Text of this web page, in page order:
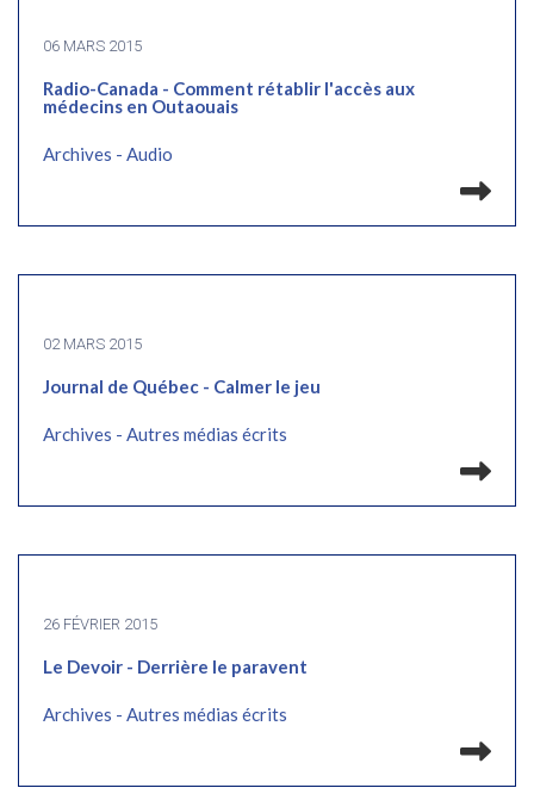
06 MARS 2015
Radio-Canada - Comment rétablir l'accès aux
médecins en Outaouais
Archives - Audio
02 MARS 2015
Journal de Québec - Calmer le jeu
Archives - Autres médias écrits
26 FÉVRIER 2015
Le Devoir - Derrière le paravent
Archives - Autres médias écrits